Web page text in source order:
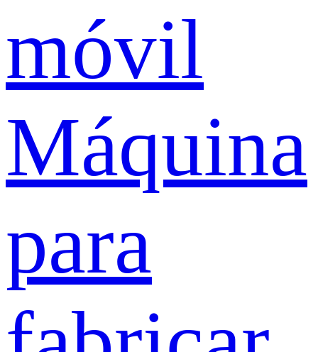
móvil
Máquina
para